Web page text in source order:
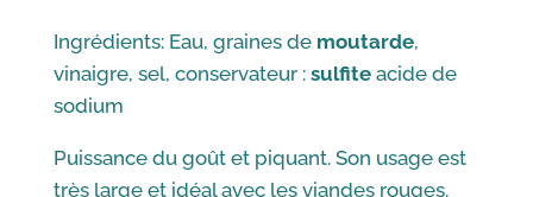
Ingrédients: Eau, graines de moutarde,
vinaigre, sel, conservateur : sulfiteacide de
sodium
Puissance du goût et piquant. Son usage est
très large et idéal avec les viandes rouges.